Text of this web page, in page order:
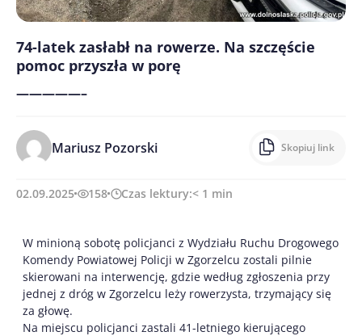
74-latek zasłabł na rowerze. Na szczęście
pomoc przyszła w porę
—————–
Mariusz Pozorski Skopiuj link
02.09.2025 158 Czas lektury:< 1 min
W minioną sobotę policjanci z Wydziału Ruchu Drogowego
Komendy Powiatowej Policji w Zgorzelcu zostali pilnie
skierowani na interwencję, gdzie według zgłoszenia przy
jednej z dróg w Zgorzelcu leży rowerzysta, trzymający się
za głowę.
Na miejscu policjanci zastali 41-letniego kierującego